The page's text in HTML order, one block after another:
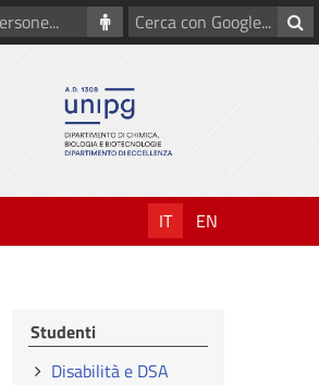
Cerca
con
IT EN
Studenti
Disabilità e DSA